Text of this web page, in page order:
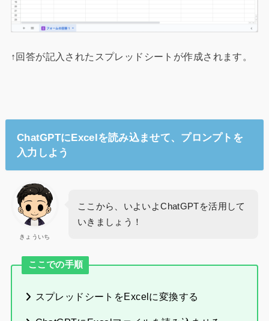
↑回答が記入されたスプレッドシートが作成されます。
ChatGPTにExcelを読み込ませて、プロンプトを
入力しよう
きょういち
ここから、いよいよChatGPTを活用して
いきましょう！
ここでの手順
スプレッドシートをExcelに変換する